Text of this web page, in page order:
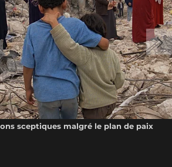
sceptiques malgré le plan de paix